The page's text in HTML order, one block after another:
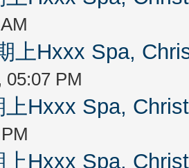
上Hxxx Spa,
05:07 PM
上Hxxx Spa,
上Hxxx Spa,